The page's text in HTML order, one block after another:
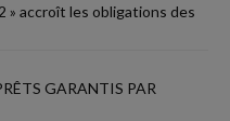
» accroît les obligations des
GARANTIS PAR